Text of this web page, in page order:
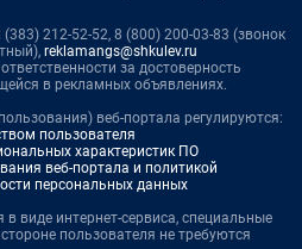
212-52-52, 8 (800) 200-03-83 (звонок
reklamangs@shkulev.ru
за достоверность
в рекламных объявлениях.
веб-портала регулируются:
пользователя
характеристик ПО
веб-портала и политикой
персональных данных
в виде интернет-сервиса, специальные
пользователя не требуются